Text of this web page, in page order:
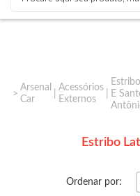
Arsenal
Car
Acessórios
Externos
E
Estribo
Ordenar por: